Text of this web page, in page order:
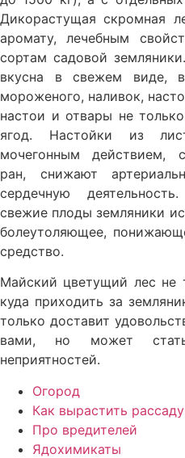
Дикорастущая скромная
аромату, лечебным
сортам садовой
вкусна в свежем виде,
мороженого, наливок,
настои и отвары не
ягод. Настойки из
мочегонным дей­ствием,
ран, снижают
сердечную
свежие плоды земляники
болеутоля­ющее,
средство.
Майский цветущий лес не
куда приходить за
только доста­вит
вами, но может
неприятностей.
Огород
Как вырастить рассаду
Про вредителей
Ядохимикаты